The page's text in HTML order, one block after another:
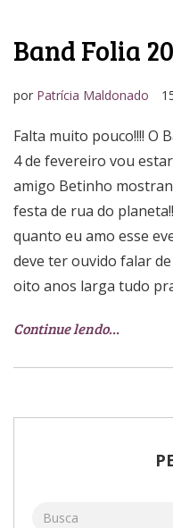
Band Folia
por Patrícia Maldonado
Falta muito pouco!!!! O
4 de fevereiro vou
amigo Betinho
festa de rua do
quanto eu amo esse
deve ter ouvido falar
oito anos larga tudo
Continue lendo…